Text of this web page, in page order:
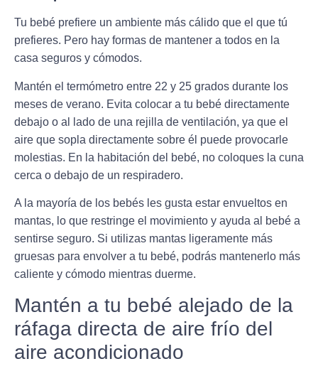
Tu bebé prefiere un ambiente más cálido que el que tú
prefieres. Pero hay formas de mantener a todos en la
casa seguros y cómodos.
Mantén el termómetro entre 22 y 25 grados durante los
meses de verano. Evita colocar a tu bebé directamente
debajo o al lado de una rejilla de ventilación, ya que el
aire que sopla directamente sobre él puede provocarle
molestias. En la habitación del bebé, no coloques la cuna
cerca o debajo de un respiradero.
A la mayoría de los bebés les gusta estar envueltos en
mantas, lo que restringe el movimiento y ayuda al bebé a
sentirse seguro. Si utilizas mantas ligeramente más
gruesas para envolver a tu bebé, podrás mantenerlo más
caliente y cómodo mientras duerme.
Mantén a tu bebé alejado de la
ráfaga directa de aire frío del
aire acondicionado